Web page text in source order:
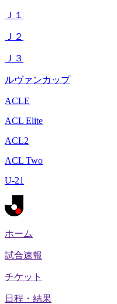
Ｊ１
Ｊ２
Ｊ３
ルヴァンカップ
ACLE
ACL Elite
ACL2
ACL Two
U-21
ホーム
試合速報
チケット
日程・結果